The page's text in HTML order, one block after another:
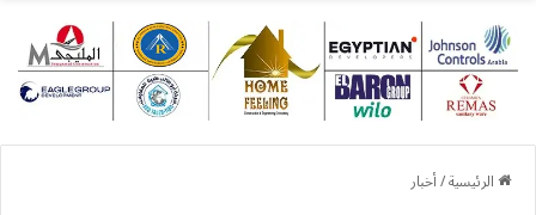
الرئيسية/أخبار